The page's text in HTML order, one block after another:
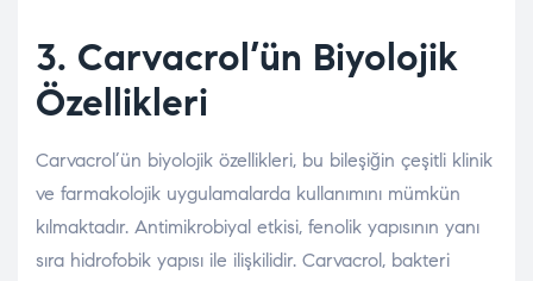
3. Carvacrol’ün Biyolojik
Özellikleri
Carvacrol’ün biyolojik özellikleri, bu bileşiğin çeşitli klinik
ve farmakolojik uygulamalarda kullanımını mümkün
kılmaktadır. Antimikrobiyal etkisi, fenolik yapısının yanı
sıra hidrofobik yapısı ile ilişkilidir. Carvacrol, bakteri